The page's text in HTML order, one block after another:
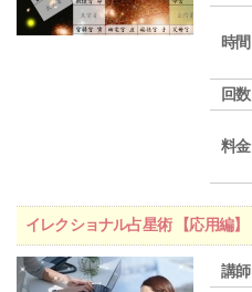
時間
回数
料金
イレクショナル占星術 【応用編】
講師